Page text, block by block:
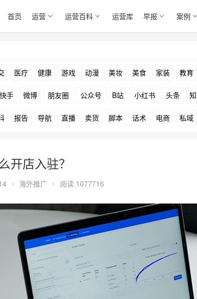
首页 运营 运营百科 运营库 早报 案例
医疗 健康 游戏 动漫 美妆 美食 家装 教育
广告 元宇宙 房地产
快手 微博 朋友圈 公众号 B站 小红书 头条
美图 最右 神马 谷歌 Facebook Tiktok YouTube
报告 导航 直播 卖货 脚本 话术 电商 私域
开店入驻？
• 海外推广 • 阅读 1077716